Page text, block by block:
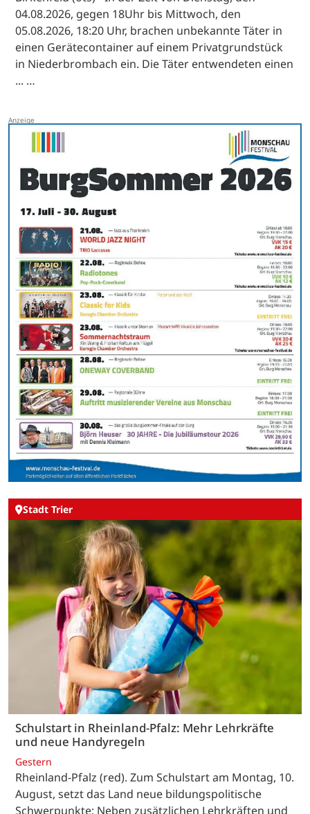
04.08.2026, gegen 18Uhr bis Mittwoch, den
05.08.2026, 18:20 Uhr, brachen unbekannte Täter in
einen Gerätecontainer auf einem Privatgrundstück
in Niederbrombach ein. Die Täter entwendeten einen
... …
Stadt Trier
Schulstart in Rheinland-Pfalz: Mehr Lehrkräfte
und neue Handyregeln
Gestern
Rheinland-Pfalz (red). Zum Schulstart am Montag, 10.
August, setzt das Land neue bildungspolitische
Schwerpunkte: Neben zusätzlichen Lehrkräften und